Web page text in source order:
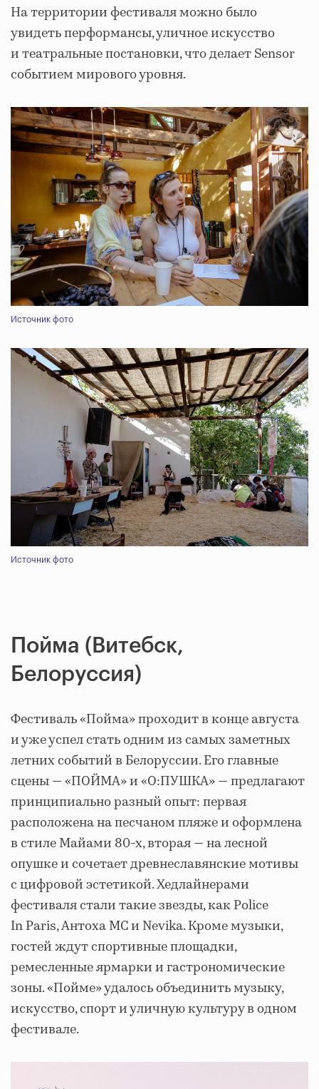
На территории фестиваля можно было
увидеть перформансы, уличное искусство
и театральные постановки, что делает Sensor
событием мирового уровня.
Источник фото
Источник фото
Пойма (Витебск,
Белоруссия)
Фестиваль «Пойма» проходит в конце августа
и уже успел стать одним из самых заметных
летних событий в Белоруссии. Его главные
сцены — «ПОЙМА» и «О:ПУШКА» — предлагают
принципиально разный опыт: первая
расположена на песчаном пляже и оформлена
в стиле Майами 80-х, вторая — на лесной
опушке и сочетает древнеславянские мотивы
с цифровой эстетикой. Хедлайнерами
фестиваля стали такие звезды, как Police
In Paris, Антоха MC и Nevika. Кроме музыки,
гостей ждут спортивные площадки,
ремесленные ярмарки и гастрономические
зоны. «Пойме» удалось объединить музыку,
искусство, спорт и уличную культуру в одном
фестивале.